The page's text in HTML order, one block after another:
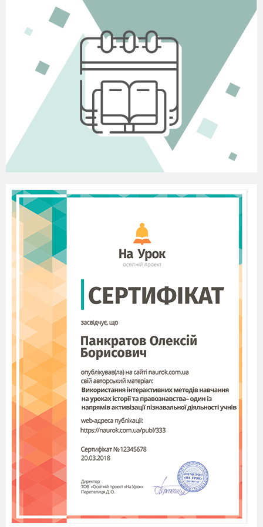
Відтворить
Ці роботи
потрапляють в жанр,
зветься …побутовий.
Ось ти
бачиш на картині:
Вовк з вовчицею
Лев – цар
звірів – у савані
З левенятами
Бачиш
іншого ти звіра,
зовсім нам є незвичний,
цих?
Жанр цей -…анімалістичний.
ІІІ
Мотивація навчальної діяльності
учнів
Вправа «Мікрофон» на тему:
«Особливості анімалістичного
жанру».
Вчитель:
- Що в перекладі з латинської означає
animal
?«тварина»
- Що є
предметом зображення картин
анімалістичного жанру?тварини
- Назвіть образи тварин
символами
Ворон - вісник нещастя; ластів
- символ благополуччя; орел - символізує
відвагу, мужність; голуб - символ миру й
любові; соловей - символ весе
задоволення; ведмідь -уособлює силу; кінь -
символізує дружбу; риба - символ родючості,
гармонії, духовної сили.
- Деможна побачитиці символи?
Їхможна
побачити на рушниках,
писанках, витинанках, а також малюнках.